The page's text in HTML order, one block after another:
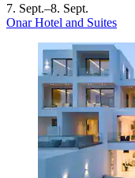
7. Sept.–8. Sept.
Onar Hotel and Suites